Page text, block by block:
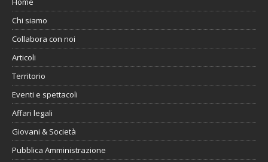
Chi siamo
Collabora con noi
Articoli
Territorio
Eventi e spettacoli
Affari legali
Giovani & Società
Pubblica Amministrazione